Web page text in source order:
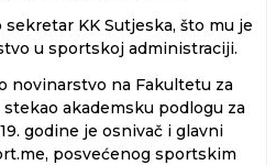
KK Sutjeska, što mu je
u sportskoj administraciji.
novinarstvo na Fakultetu za
akademsku podlogu za
godine je osnivač i glavni
posvećenog sportskim